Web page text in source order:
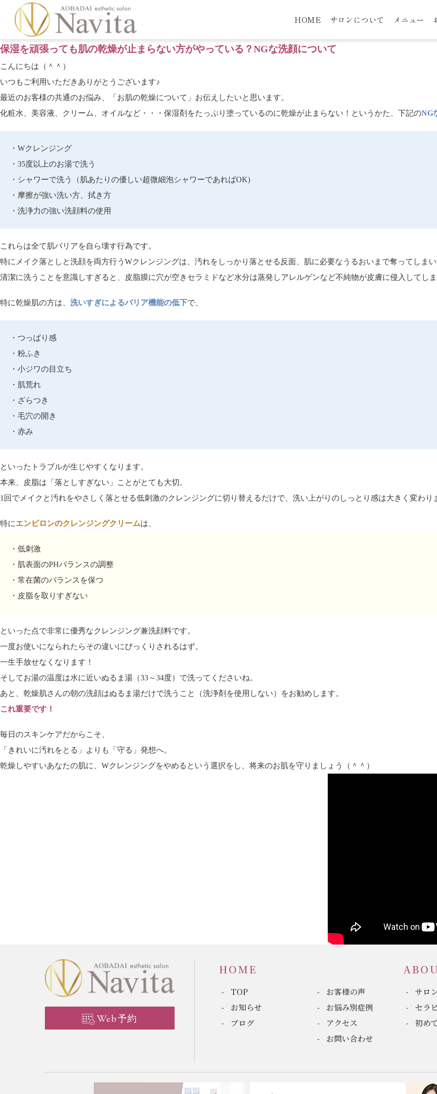
HOME サロンについて メニュー
保湿を頑張っても肌の乾燥が止まらない方がやっている？NGな洗顔について
こんにちは（＾＾）
いつもご利用いただきありがとうございます♪
最近のお客様の共通のお悩み、「お肌の乾燥について」お伝えしたいと思います。
化粧水、美容液、クリーム、オイルなど・・・保湿剤をたっぷり塗っているのに乾燥が止まらない！というかた、下記のNG
・Wクレンジング
・35度以上のお湯で洗う
・シャワーで洗う（肌あたりの優しい超微細泡シャワーであればOK)
・摩擦が強い洗い方、拭き方
・洗浄力の強い洗顔料の使用
これらは全て肌バリアを自ら壊す行為です。
特にメイク落としと洗顔を両方行う Wクレンジングは、汚れをしっかり落とせる反面、肌に必要なうるおいまで奪ってしま
清潔に洗うことを意識しすぎると、皮脂膜に穴が空きセラミドなど水分は蒸発しアレルゲンなど不純物が皮膚に侵入してし
特に乾燥肌の方は、 洗いすぎによるバリア機能の低下で、
・つっぱり感
・粉ふき
・小ジワの目立ち
・肌荒れ
・ざらつき
・毛穴の開き
・赤み
といったトラブルが生じやすくなります。
本来、皮脂は「落としすぎない」ことがとても大切。
1回でメイクと汚れをやさしく落とせる低刺激のクレンジングに切り替えるだけで、洗い上がりのしっとり感は大きく変わり
特にエンビロンのクレンジングクリームは、
・低刺激
・肌表面のPHバランスの調整
・常在菌のバランスを保つ
・皮脂を取りすぎない
といった点で非常に優秀なクレンジング兼洗顔料です。
一度お使いになられたらその違いにびっくりされるはず。
一生手放せなくなります！
そしてお湯の温度は水に近いぬるま湯（33～34度）で洗ってくださいね。
あと、 乾燥肌さんの朝の洗顔はぬるま湯だけで洗うこと（洗浄剤を使用しない）をお勧めします。
これ重要です！
毎日のスキンケアだからこそ、
「きれいに汚れをとる」よりも「守る」発想へ。
乾燥しやすいあなたの肌に、Wクレンジングをやめるという選択をし、将来のお肌を守りましょう（＾＾）
Web予約
HOME
TOP
お知らせ
ブログ
お客様の声
お悩み別症例
アクセス
お問い合わせ
サロ
セラ
初め